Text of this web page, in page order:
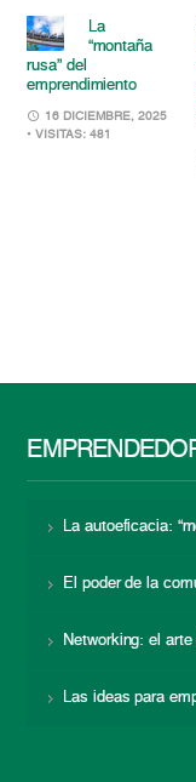
La
“montaña
rusa” del
emprendimiento
16 DICIEMBRE, 2025
• VISITAS: 481
La autoeficacia:
El poder de la
Networking: el arte
Las ideas para